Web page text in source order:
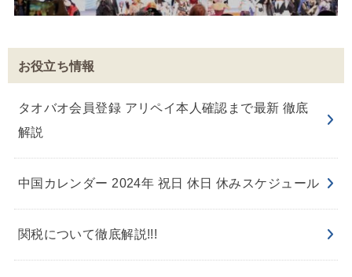
お役立ち情報
タオバオ会員登録 アリペイ本人確認まで最新 徹底
解説
中国カレンダー 2024年 祝日 休日 休みスケジュール
関税について徹底解説!!!